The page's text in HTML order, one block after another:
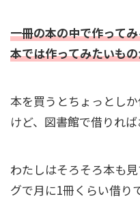
一冊の本の中で作って
本では作ってみたいも
本を買うとちょっとし
けど、図書館で借りれば
わたしはそろそろ本も
グで月に1冊くらい借り